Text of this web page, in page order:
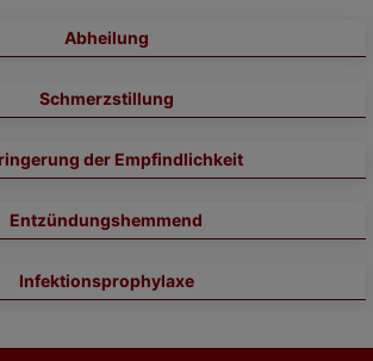
Abheilung
Schmerzstillung
der Empfindlichkeit
Entzündungshemmend
Infektionsprophylaxe